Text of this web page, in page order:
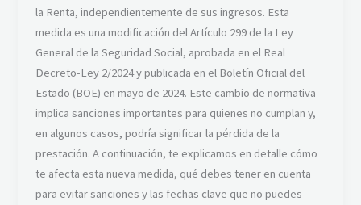
la Renta, independientemente de sus ingresos. Esta
medida es una modificación del Artículo 299 de la Ley
General de la Seguridad Social, aprobada en el Real
Decreto-Ley 2/2024 y publicada en el Boletín Oficial del
Estado (BOE) en mayo de 2024. Este cambio de normativa
implica sanciones importantes para quienes no cumplan y,
en algunos casos, podría significar la pérdida de la
prestación. A continuación, te explicamos en detalle cómo
te afecta esta nueva medida, qué debes tener en cuenta
para evitar sanciones y las fechas clave que no puedes